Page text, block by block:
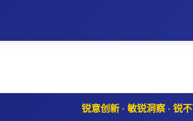
锐意创新 · 敏锐洞察 · 锐